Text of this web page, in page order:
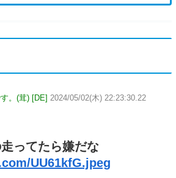
。(茸) [DE] 2024/05/02(木) 22:23:30.22
ってたら嫌だな
UU61kfG.jpeg